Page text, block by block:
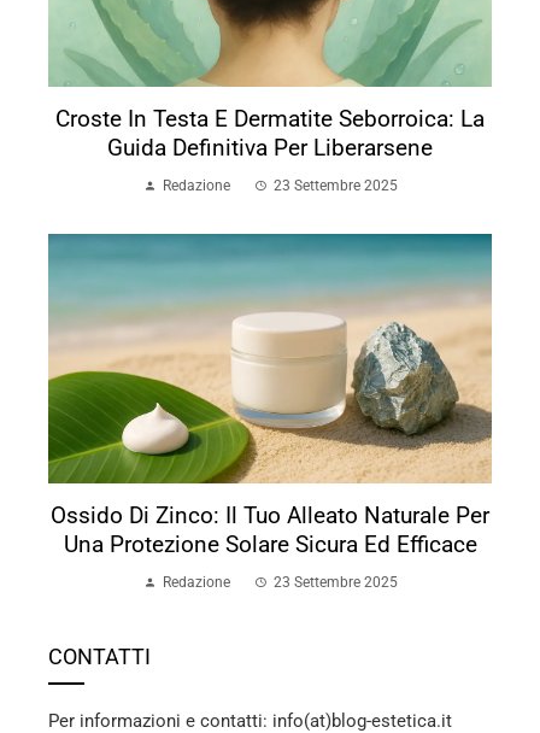
Croste In Testa E Dermatite Seborroica: La
Guida Definitiva Per Liberarsene
Redazione 23 Settembre 2025
Ossido Di Zinco: Il Tuo Alleato Naturale Per
Una Protezione Solare Sicura Ed Efficace
Redazione 23 Settembre 2025
CONTATTI
Per informazioni e contatti: info(at)blog-estetica.it